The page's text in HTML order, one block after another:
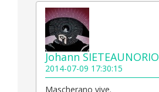
Johann SIETEAUNORIO
2014-07-09 17:30:15
Mascherano vive.